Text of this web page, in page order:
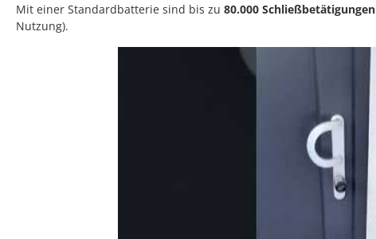
Mit einer Standardbatterie sind bis zu 80.000 Schließbetätigungen
Nutzung).